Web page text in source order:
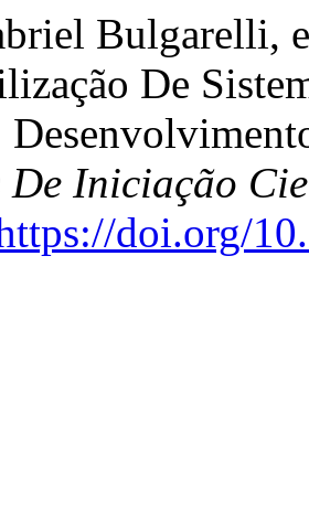
Bulgarelli,
De
De Iniciação
doi.org/